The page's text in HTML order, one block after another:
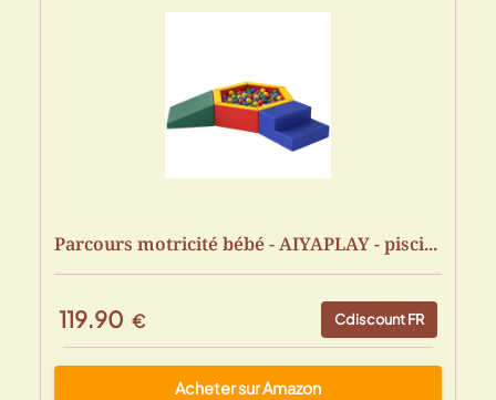
Parcours motricité bébé - AIYAPLAY - pisci...
119.90 € Cdiscount FR
Acheter sur Amazon